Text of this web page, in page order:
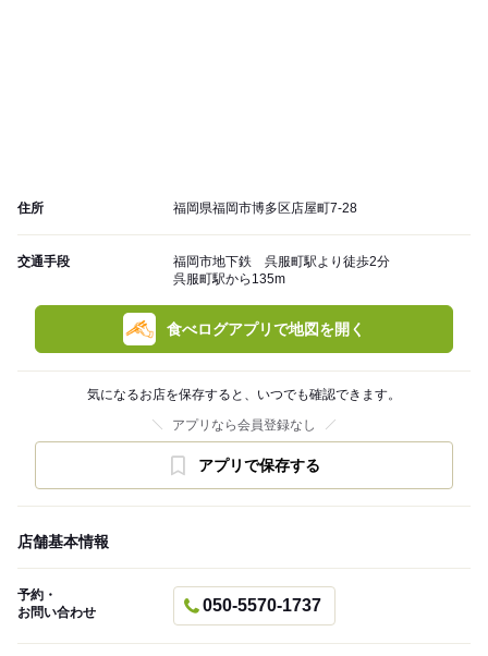
住所 福岡県福岡市博多区店屋町7-28
交通手段
福岡市地下鉄 呉服町駅より徒歩2分
呉服町駅から135m
食べログアプリで地図を開く
気になるお店を保存すると、いつでも確認できます。
アプリなら会員登録なし
アプリで保存する
店舗基本情報
予約・
お問い合わせ
050-5570-1737